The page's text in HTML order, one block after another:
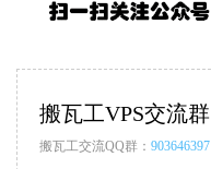
搬瓦工VPS交流群
搬瓦工交流QQ群： 903646397